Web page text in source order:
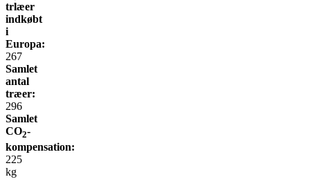
trlæer
indkøbt
i
Europa:
267
Samlet
antal
træer:
296
Samlet
CO2-
kompensation:
225
kg